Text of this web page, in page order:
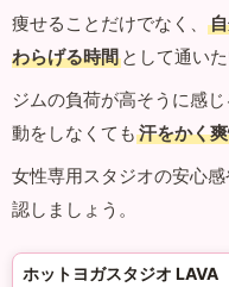
痩せることだけでなく、
わらげる時間 として通い
ジムの負荷が高そうに感
動をしなくても 汗をかく
女性専用スタジオの安心
認しましょう。
ホットヨガスタジオ LAVA